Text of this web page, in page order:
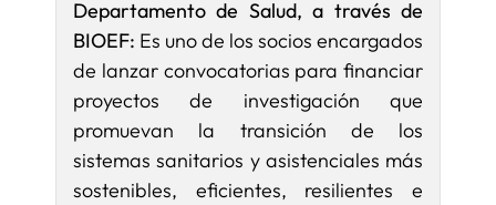
Departamento de Salud, a través de
BIOEF: Es uno de los socios encargados
de lanzar convocatorias para financiar
proyectos de investigación que
promuevan la transición de los
sistemas sanitarios y asistenciales más
sostenibles, eficientes, resilientes e